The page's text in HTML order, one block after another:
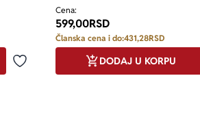
Dodaj u omiljene
Cena:
599,00RSD
Članska cena i do:431,28RSD
DODAJ U KORPU